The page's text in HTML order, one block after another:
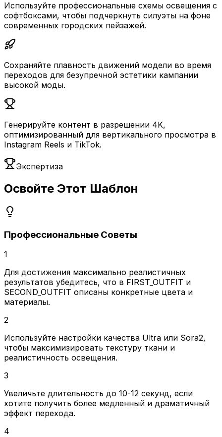
Используйте профессиональные схемы освещения с
софтбоксами, чтобы подчеркнуть силуэты на фоне
современных городских пейзажей.
Сохраняйте плавность движений модели во время
переходов для безупречной эстетики кампании
высокой моды.
Генерируйте контент в разрешении 4K,
оптимизированный для вертикального просмотра в
Instagram Reels и TikTok.
Экспертиза
Освойте Этот Шаблон
Профессиональные Советы
1
Для достижения максимально реалистичных
результатов убедитесь, что в FIRST_OUTFIT и
SECOND_OUTFIT описаны конкретные цвета и
материалы.
2
Используйте настройки качества Ultra или Sora2,
чтобы максимизировать текстуру ткани и
реалистичность освещения.
3
Увеличьте длительность до 10-12 секунд, если
хотите получить более медленный и драматичный
эффект перехода.
4